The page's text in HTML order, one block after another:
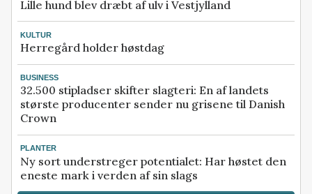
Lille hund blev dræbt af ulv i Vestjylland
KULTUR
Herregård holder høstdag
BUSINESS
32.500 stipladser skifter slagteri: En af landets
største producenter sender nu grisene til Danish
Crown
PLANTER
Ny sort understreger potentialet: Har høstet den
eneste mark i verden af sin slags